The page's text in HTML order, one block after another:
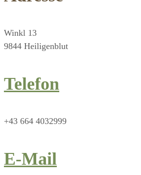
Winkl 13
9844 Heiligenblut
Telefon
+43 664 4032999
E-Mail